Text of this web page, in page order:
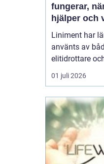
fungerar,
hjälper och
bör tänka på
Liniment har
använts av
elitidrottare
att lindra värk,
hur fungerar
krämer
innehåller de
passar de b&...
01 juli 2026